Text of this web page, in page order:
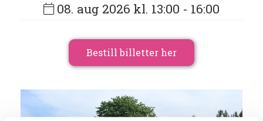
08. aug 2026 kl. 13:00 - 16:00
Bestill billetter her